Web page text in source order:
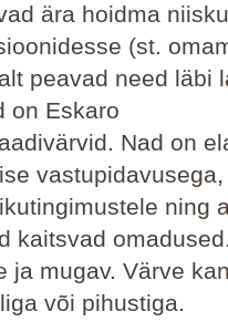
ära hoidma
(st.
peavad need läbi
on Eskaro
Nad on
ning
kaitsvad
ja mugav. Värve
või pihustiga.